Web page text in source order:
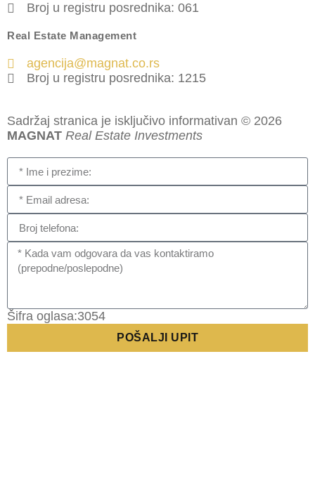
Broj u registru posrednika: 061
Real Estate Management
agencija@magnat.co.rs
Broj u registru posrednika: 1215
Sadržaj stranica je isključivo informativan © 2026
MAGNAT Real Estate Investments
Šifra oglasa:3054
POŠALJI UPIT